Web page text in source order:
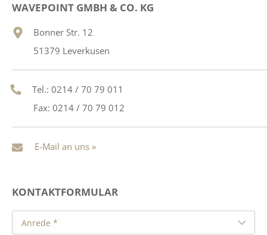
WAVEPOINT GMBH & CO. KG
Bonner Str. 12
51379 Leverkusen
Tel.: 0214 / 70 79 011
Fax: 0214 / 70 79 012
E-Mail an uns »
KONTAKTFORMULAR